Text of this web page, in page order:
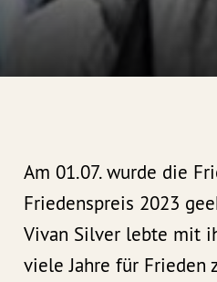
Am 01.07. wurde die
Friedenspreis 2023
Vivan Silver lebte mit
viele Jahre für Frieden